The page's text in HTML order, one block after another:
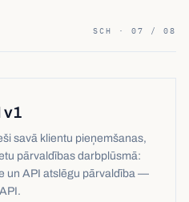
SCH · 07 / 08
v1
savā klientu pieņemšanas,
pārvaldības darbplūsmā:
un API atslēgu pārvaldība —